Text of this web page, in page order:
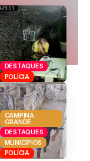
DESTAQUES
POLÍCIA
CAMPINA
GRANDE
DESTAQUES
MUNICÍPIOS
POLÍCIA